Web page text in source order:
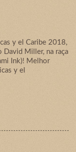
y el Caribe 2018,
David Miller, na raça
Ink)! Melhor
y el